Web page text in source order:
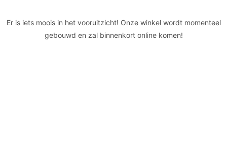
Er is iets moois in het vooruitzicht! Onze winkel wordt momenteel
gebouwd en zal binnenkort online komen!